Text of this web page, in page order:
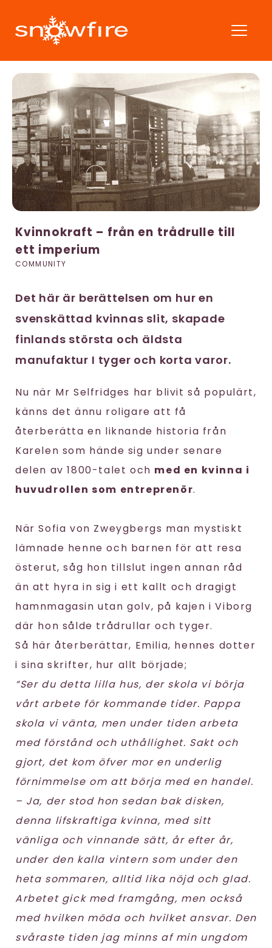
Kvinnokraft – från en trådrulle till
ett imperium
COMMUNITY
Det här är berättelsen om hur en
svenskättad kvinnas slit, skapade
finlands största och äldsta
manufaktur I tyger och korta varor.
Nu när Mr Selfridges har blivit så populärt,
känns det ännu roligare att få
återberätta en liknande historia från
Karelen som hände sig under senare
delen av 1800-talet och med en kvinna i
huvudrollen som entreprenör.
När Sofia von Zweygbergs man mystiskt
lämnade henne och barnen för att resa
österut, såg hon tillslut ingen annan råd
än att hyra in sig i ett kallt och dragigt
hamnmagasin utan golv, på kajen i Viborg
där hon sålde trådrullar och tyger.
Så här återberättar, Emilia, hennes dotter
i sina skrifter, hur allt började;
“Ser du detta lilla hus, der skola vi börja
vårt arbete för kommande tider. Pappa
skola vi vänta, men under tiden arbeta
med förstånd och uthållighet. Sakt och
gjort, det kom öfver mor en underlig
förnimmelse om att börja med en handel.
– Ja, der stod hon sedan bak disken,
denna lifskraftiga kvinna, med sitt
vänliga och vinnande sätt, år efter år,
under den kalla vintern som under den
heta sommaren, alltid lika nöjd och glad.
Arbetet gick med framgång, men också
med hvilken möda och hvilket ansvar. Den
svåraste tiden jag minns af min ungdom